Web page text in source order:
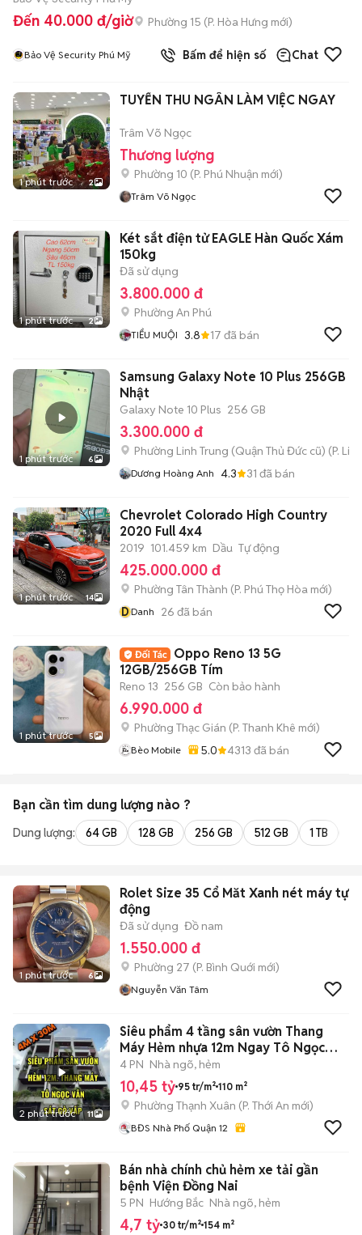
Đến 40.000 đ/giờ Phường 15 (P. Hòa Hưng mới)
Bảo Vệ Security Phú Mỹ Bấm để hiện số Chat
1 phút trước 2
TUYỂN THU NGÂN LÀM VIỆC NGAY
Trâm Võ Ngọc
Thương lượng
Phường 10 (P. Phú Nhuận mới)
Trâm Võ Ngọc
1 phút trước 2
Két sắt điện tử EAGLE Hàn Quốc Xám
150kg
Đã sử dụng
3.800.000 đ
Phường An Phú
TIỂU MUỘI 3.8 17 đã bán
1 phút trước 6
Samsung Galaxy Note 10 Plus 256GB
Nhật
Galaxy Note 10 Plus 256 GB
3.300.000 đ
Phường Linh Trung (Quận Thủ Đức cũ) (P.
Dương Hoàng Anh 4.3 31 đã bán
1 phút trước 14
Chevrolet Colorado High Country
2020 Full 4x4
2019 101.459 km Dầu Tự động
425.000.000 đ
Phường Tân Thành (P. Phú Thọ Hòa mới)
DDanh 26 đã bán
1 phút trước 5
Oppo Reno 13 5G
12GB/256GB Tím
Reno 13 256 GB Còn bảo hành
6.990.000 đ
Phường Thạc Gián (P. Thanh Khê mới)
Bèo Mobile 5.0 4313 đã bán
Bạn cần tìm dung lượng nào ?
Dung lượng: 64 GB 128 GB 256 GB 512 GB 1 TB
1 phút trước 6
Rolet Size 35 Cổ Măt Xanh nét máy tự
động
Đã sử dụng Đồ nam
1.550.000 đ
Phường 27 (P. Bình Quới mới)
Nguyễn Văn Tâm
2 phút trước 11
Siêu phẩm 4 tầng sân vườn Thang
Máy Hẻm nhựa 12m Ngay Tô Ngọc
Vân
4 PN Nhà ngõ, hẻm
10,45 tỷ 95 tr/m² 110 m²
Phường Thạnh Xuân (P. Thới An mới)
BĐS Nhà Phố Quận 12
Bán nhà chính chủ hẻm xe tải gần
bệnh Viện Đồng Nai
5 PN Hướng Bắc Nhà ngõ, hẻm
4,7 tỷ 30 tr/m² 154 m²